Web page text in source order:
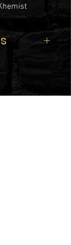
One Edition